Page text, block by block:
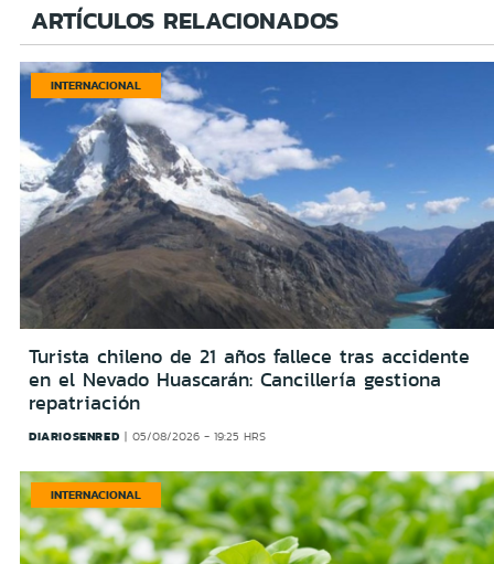
ARTÍCULOS RELACIONADOS
INTERNACIONAL
Turista chileno de 21 años fallece tras accidente
en el Nevado Huascarán: Cancillería gestiona
repatriación
DIARIOSENRED 05/08/2026 - 19:25 HRS
INTERNACIONAL